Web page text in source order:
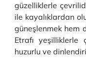
güzelliklerle
ile kayalıklardan
güneşlenmek hem
Etrafı yeşilliklerle
huzurlu ve